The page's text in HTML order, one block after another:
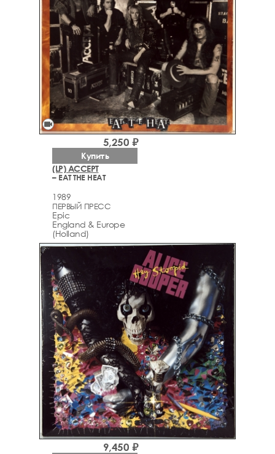
videocam
(LP) ACCEPT
– EAT THE HEAT
1989
ПЕРВЫЙ ПРЕСС
Epic
England & Europe
(Holland)
5,250 ₽
Купить
9,450 ₽